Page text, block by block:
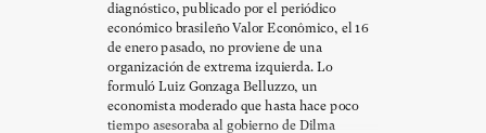
diagnóstico, publicado por el periódico
económico brasileño Valor Econômico, el 16
de enero pasado, no proviene de una
organización de extrema izquierda. Lo
formuló Luiz Gonzaga Belluzzo, un
economista moderado que hasta hace poco
tiempo asesoraba al gobierno de Dilma